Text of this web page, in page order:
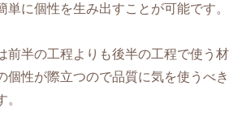
単に個性を生み出すことが可能です。
前半の工程よりも後半の工程で使う材
個性が際立つので品質に気を使うべき